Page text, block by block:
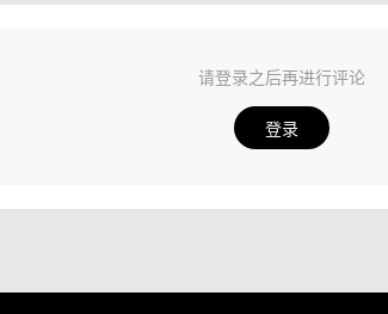
请登录之后再进行评论
登录